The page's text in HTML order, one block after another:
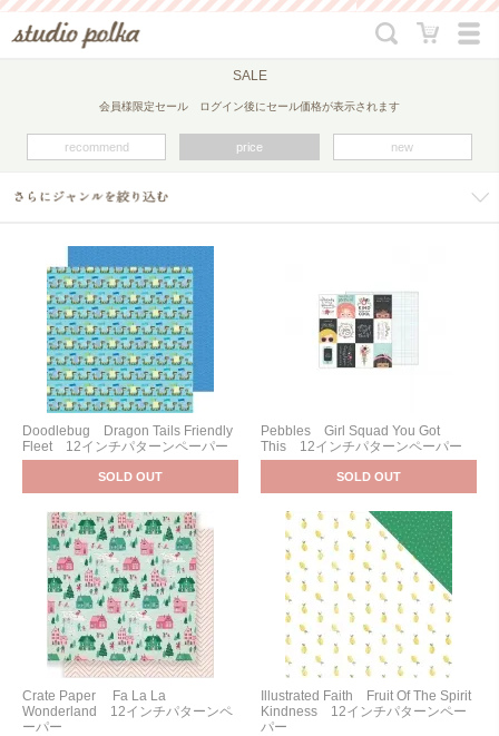
SALE
会員様限定セール ログイン後にセール価格が表示されます
recommend price new
Doodlebug Dragon Tails Friendly
Fleet 12インチパターンペーパー
SOLD OUT
Pebbles Girl Squad You Got
This 12インチパターンペーパー
SOLD OUT
Crate Paper Fa La La
Wonderland 12インチパターンペ
ーパー
Illustrated Faith Fruit Of The Spirit
Kindness 12インチパターンペー
パー